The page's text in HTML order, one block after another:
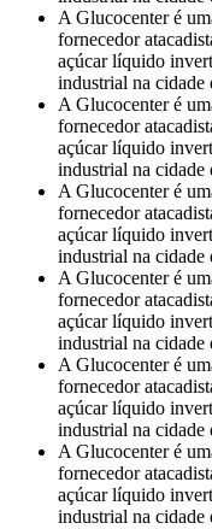
A Glucocenter é
fornecedor
açúcar líquido
industrial na
A Glucocenter é
fornecedor
açúcar líquido
industrial na cidade
A Glucocenter é
fornecedor
açúcar líquido
industrial na cidade
A Glucocenter é
fornecedor
açúcar líquido
industrial na cidade
A Glucocenter é
fornecedor
açúcar líquido
industrial na cidade
A Glucocenter é
fornecedor
açúcar líquido
industrial na